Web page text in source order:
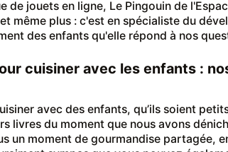
de jouets en ligne, Le Pingouin de
même plus : c'est en spécialiste du
des enfants qu'elle répond à nos
cuisiner avec les enfants :
avec des enfants, qu’ils soient
livres du moment que nous avons
un moment de gourmandise partagée,